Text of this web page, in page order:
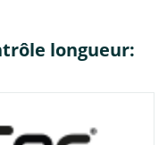
longueur: